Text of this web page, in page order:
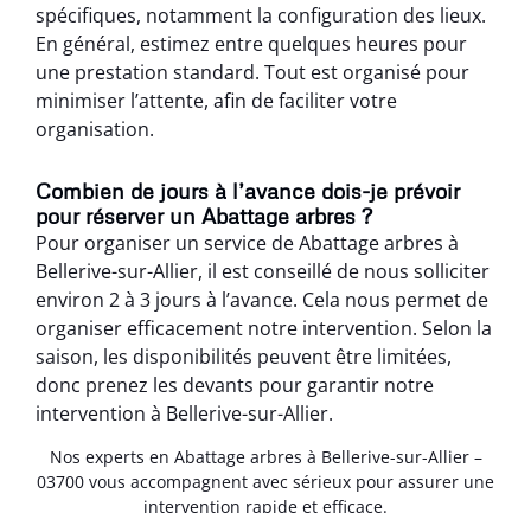
spécifiques, notamment la configuration des lieux.
En général, estimez entre quelques heures pour
une prestation standard. Tout est organisé pour
minimiser l’attente, afin de faciliter votre
organisation.
Combien de jours à l’avance dois-je prévoir
pour réserver un Abattage arbres ?
Pour organiser un service de Abattage arbres à
Bellerive-sur-Allier, il est conseillé de nous solliciter
environ 2 à 3 jours à l’avance. Cela nous permet de
organiser efficacement notre intervention. Selon la
saison, les disponibilités peuvent être limitées,
donc prenez les devants pour garantir notre
intervention à Bellerive-sur-Allier.
Nos experts en Abattage arbres à Bellerive-sur-Allier –
03700 vous accompagnent avec sérieux pour assurer une
intervention rapide et efficace.